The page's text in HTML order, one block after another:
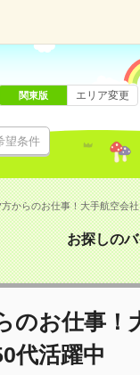
望条件
関東版 エリア変更
からのお仕事！大手航空会
お探しの
のお仕事！
代活躍中